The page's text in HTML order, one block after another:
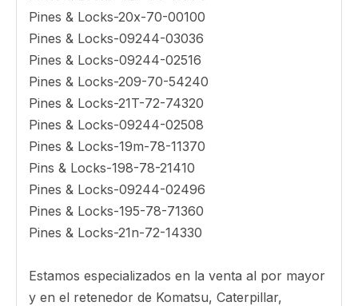
Uso / Aplicación Komatsu PC300 PC220
Pines & Locks-7j-9600
Pines & Locks-TB00705 R
Pines & Locks-TB00822 R
Pines & Locks-TB00705 LP
Pines & Locks-TE21527
Pines & Locks-TB00822 LP
Pines & Locks-TE21526
Pines & Locks-427-70-13790
Pines & Locks-427-70-13770
Pines & Locks-09244-03036
Pines & Locks-09244-02516